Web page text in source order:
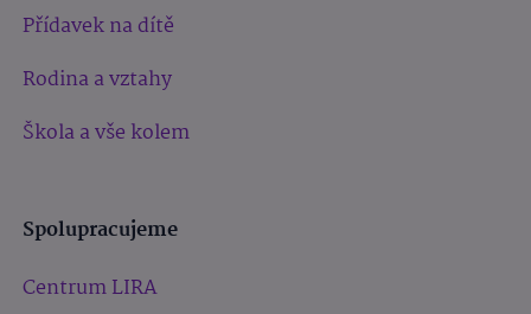
Přídavek na dítě
Rodina a vztahy
Škola a vše kolem
Spolupracujeme
Centrum LIRA